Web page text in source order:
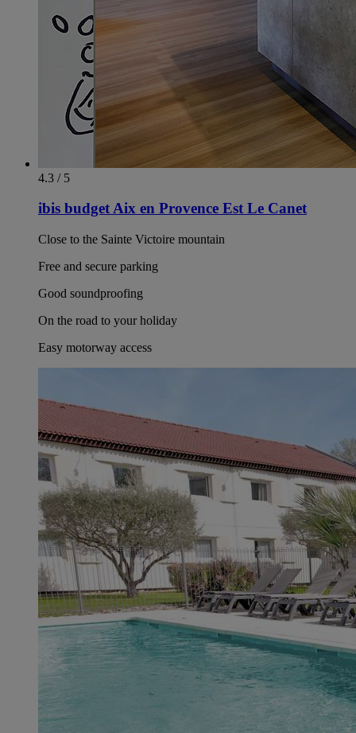
4.3 / 5
ibis budget Aix en Provence Est Le Canet
Close to the Sainte Victoire mountain
Free and secure parking
Good soundproofing
On the road to your holiday
Easy motorway access